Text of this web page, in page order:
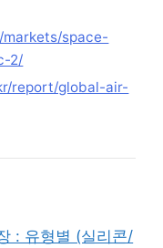
space-
2/
report/global-air-
: 유형별 (실리콘/